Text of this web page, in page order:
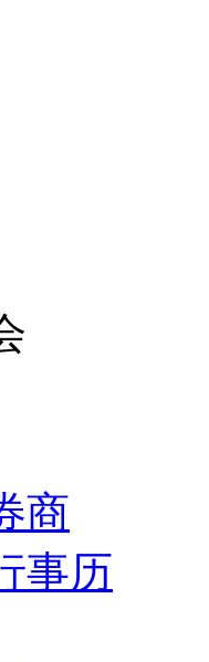
商
事历